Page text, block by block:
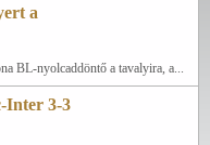
a
BL-nyolcaddöntő a tavalyira, a...
Inter 3-3